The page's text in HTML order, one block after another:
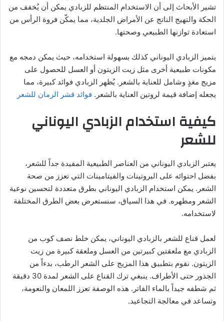
تشير الأبحاث إلى أن الاستخدام المنتظم للزبادي يمكن أن يُخفف من
الحكة والتهيج الناتج عن الأمراض الجلدية، مما يمكّن فروة الرأس من
استعادة توازنها الطبيعي وصحتها.
يتميز الزبادي اليوناني كذلك بسهولة استخدامه، حيث يمكن دمجه مع
مكونات طبيعية أخرى مثل زيت الزيتون أو العسل للحصول على
مزيج مغذٍ وشامل للعناية بالشعر. يُظهر الزبادي فوائد كبيرة، مما
يجعله إضافة قيمة لروتين العناية بالشعر. فوائد قشر الرمان للشعر
كيفية استخدام الزبادي اليوناني
للشعر
يعتبر الزبادي اليوناني من العناصر الطبيعية المفيدة جداً للشعر،
بفضل احتوائه على البروتينات والفيتامينات التي تعزز من صحة
الشعر. يمكن استخدام الزبادي اليوناني بطرق متعددة لتحسين نوعية
الشعر ومظهره. في هذا السياق، سنستعرض بعض الطرق المختلفة
لاستخدامه.
لعمل قناع للشعر بالزبادي اليوناني، يمكن خلط نصف كوب من
الزبادي مع ملعقتين كبيرتين من العسل وملعقة كبيرة من زيت
الزيتون. نقوم بتطبيق هذا المزيج على الشعر الرطب، بدءاً من
الجذور حتى الأطراف. ينبغي ترك القناع على الشعر لمدة 30 دقيقة
ثم شطفه جيداً بالماء الفاتر. هذه الوصفة تعزز اللمعان والنعومة،
وتساعد في معالجة التجاعيد.